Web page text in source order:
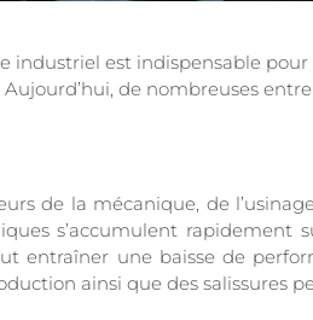
industriel est indispensable
de nombreuses
de la mécanique, de
s’accumulent rapidement
entraîner une baisse de
ainsi que des salissures